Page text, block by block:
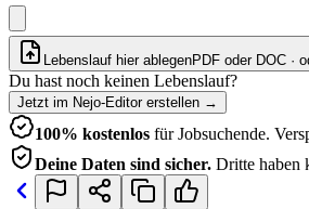
Lebenslauf hier ablegenPDF oder DOC ·
Du hast noch keinen Lebenslauf?
Jetzt im Nejo-Editor erstellen →
100% kostenlos für Jobsuchende.
Deine Daten sind sicher. Dritte haben